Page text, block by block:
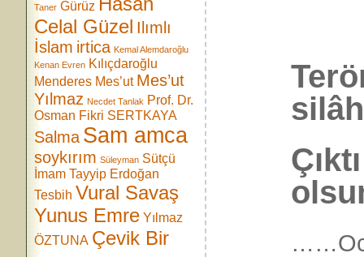
Taner Gürüz
Celal Güzel Ilımlı
İslam irtica Kemal Alemdaroğlu
Kenan Evren Kılıçdaroğlu
Menderes Mes’ut Mes’ut
Yılmaz Necdet Tanlak Prof. Dr.
Osman Fikri SERTKAYA
Salma Sam amca
soykırım Süleyman Sütçü
İmam Tayyip Erdoğan
Tesbih Vural Savaş
Yunus Emre Yılmaz
ÖZTUNA Çevik Bir ……